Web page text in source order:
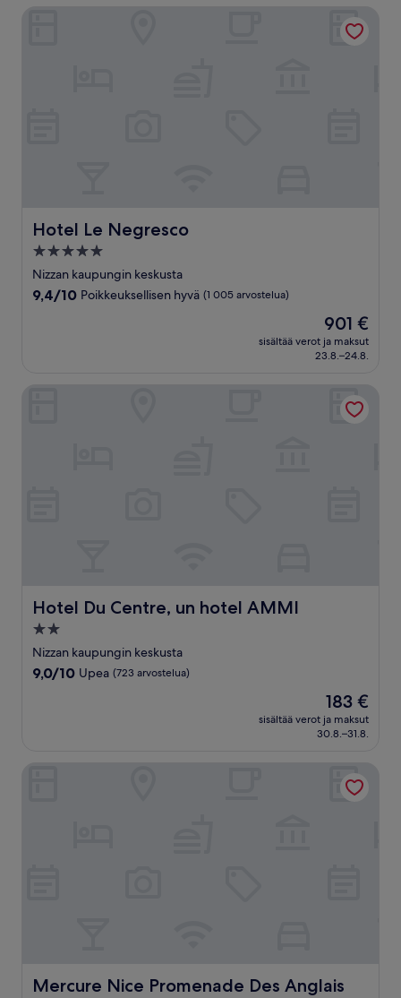
Hotel Le Negresco
Hotel Le Negresco
5.0
tähden
majoituspaikka
Nizzan kaupungin keskusta
9.4
arvostelua)
9,4/10 Poikkeuksellisen hyvä (1 005 arvostelua)
Hinta
on
901 €
901 €
sisältää verot ja maksut
23.8.–24.8.
Hotel Du Centre, un hotel AMMI
Hotel Du Centre, un hotel AMMI
2.0
tähden
majoituspaikka
Nizzan kaupungin keskusta
9.0
9,0/10 Upea (723 arvostelua)
Hinta
on
183 €
183 €
sisältää verot ja maksut
30.8.–31.8.
Mercure Nice Promenade Des Anglais
Mercure Nice Promenade Des Anglais